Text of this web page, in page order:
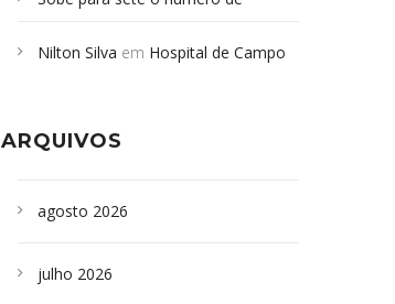
desabamento em São Paulo - Revista
sepultados em SP
Nilton Silva em Hospital de Campo
ARQUIVOS
agosto 2026
julho 2026